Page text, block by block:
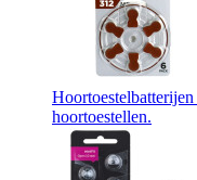
Hoortoestelbatterijen
hoortoestellen.